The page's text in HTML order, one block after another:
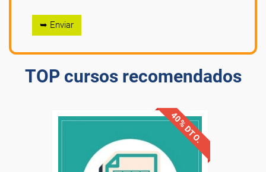
➥ Enviar
TOP cursos recomendados
Descuentos especiales
40% DTO.